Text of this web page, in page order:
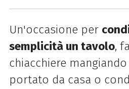
Un'occasione per
semplicità un tavolo,
chiacchiere
portato da casa o